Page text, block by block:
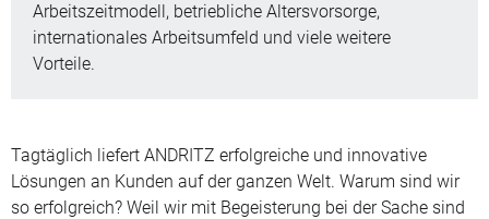
Arbeitszeitmodell, betriebliche Altersvorsorge,
internationales Arbeitsumfeld und viele weitere
Vorteile.
Tagtäglich liefert ANDRITZ erfolgreiche und innovative
Lösungen an Kunden auf der ganzen Welt. Warum sind wir
so erfolgreich? Weil wir mit Begeisterung bei der Sache sind